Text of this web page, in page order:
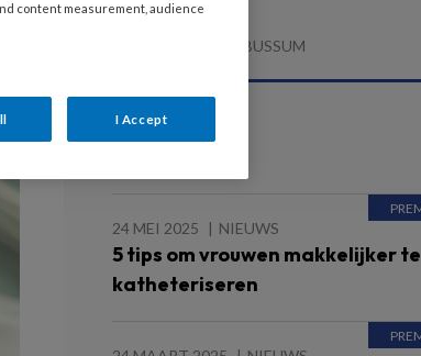
Psychiatrie
GGZ CENTRAAL | BUSSUM
Lees ook
24 MEI 2025 NIEUWS
5 tips om vrouwen makkelijker te
katheteriseren
content measurement, audience
I Accept